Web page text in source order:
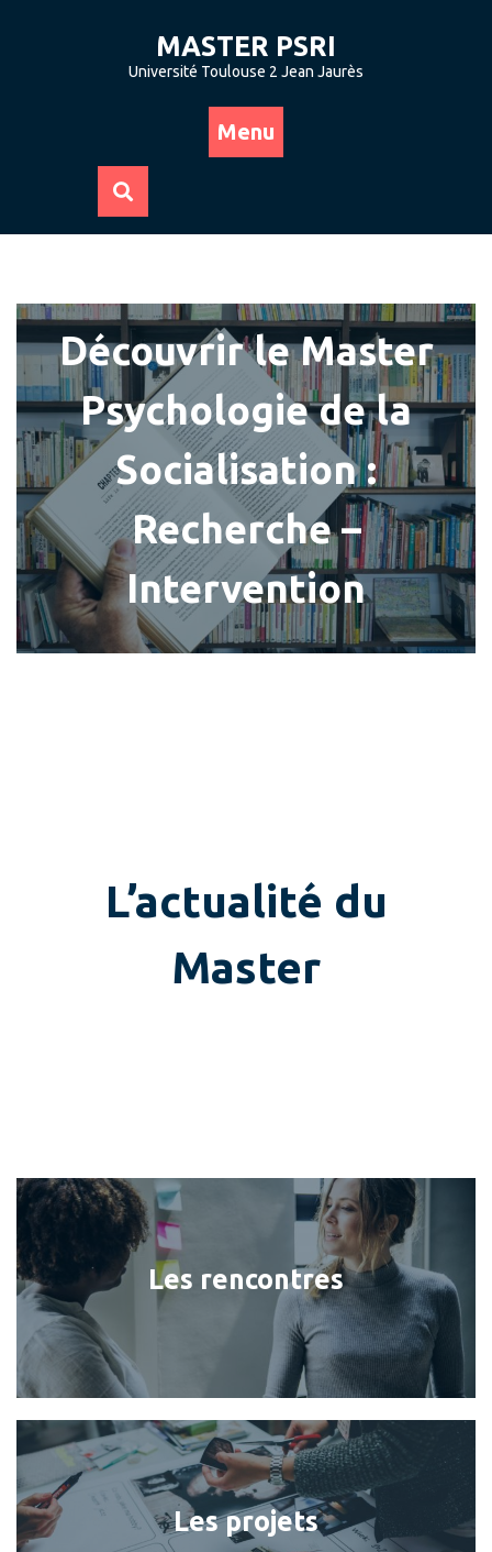
MASTER PSRI
Université Toulouse 2 Jean Jaurès
Menu
Découvrir le Master
Psychologie de la
Socialisation :
Recherche –
Intervention
L’actualité du
Master
Les rencontres
Les projets